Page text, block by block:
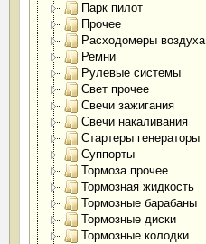
Парк пилот
Прочее
Расходомеры воздуха
Ремни
Рулевые системы
Свет прочее
Свечи зажигания
Свечи накаливания
Стартеры генераторы
Суппорты
Тормоза прочее
Тормозная жидкость
Тормозные барабаны
Тормозные диски
Тормозные колодки